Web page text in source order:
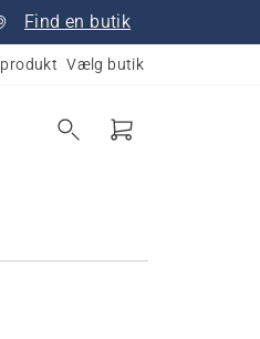
Find en butik
Vælg butik